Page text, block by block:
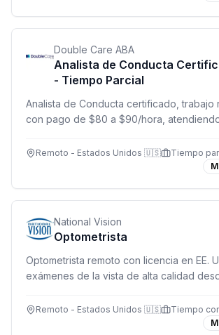
Double Care ABA
Analista de Conducta
- Tiempo Parcial
Analista de Conducta certificado, trabajo
con pago de $80 a $90/hora,
Remoto - Estados Unidos 🇺🇸
Tiempo
National Vision
Optometrista
Optometrista remoto con licencia en EE.
exámenes de la vista de alta calidad
dedicado.
Remoto - Estados Unidos 🇺🇸
Tiempo